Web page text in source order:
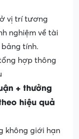
vị trí tương
nghiệm về tài
bảng tính.
hợp thông
+ thưởng
hiệu quả
không giới hạn